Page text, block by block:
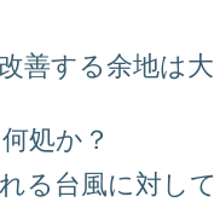
善する余地は大
処か？
る台風に対して